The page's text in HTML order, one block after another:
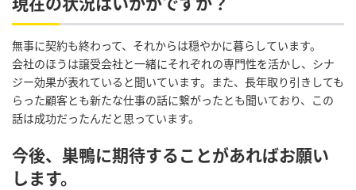
無事に契約も終わって、それからは穏やかに暮らしています。
会社のほうは譲受会社と一緒にそれぞれの専門性を活かし、シナ
ジー効果が表れていると聞いています。また、長年取り引きしても
らった顧客とも新たな仕事の話に繋がったとも聞いており、この
話は成功だったんだと思っています。
今後、巣鴨に期待することがあればお願い
します。